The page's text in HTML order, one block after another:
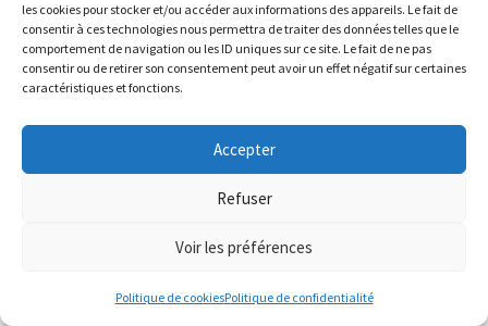
les cookies pour stocker et/ou accéder aux informations des appareils. Le fait de
consentir à ces technologies nous permettra de traiter des données telles que le
comportement de navigation ou les ID uniques sur ce site. Le fait de ne pas
consentir ou de retirer son consentement peut avoir un effet négatif sur certaines
caractéristiques et fonctions.
Accepter
Refuser
Voir les préférences
Politique de cookiesPolitique de confidentialité
Bonjour ! Le délai de préparation de vos commandes
est de 3 à 6 jours ouvrés. La livraison est disponible via La
Poste, ou Mondial Relay pour les pays concernés.